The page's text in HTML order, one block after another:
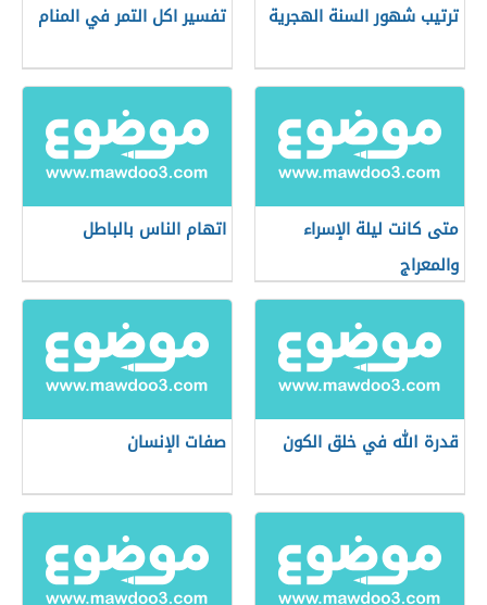
ترتيب شهور السنة الهجرية تفسير اكل التمر في المنام
متى كانت ليلة الإسراء
والمعراج
اتهام الناس بالباطل
قدرة الله في خلق الكون صفات الإنسان